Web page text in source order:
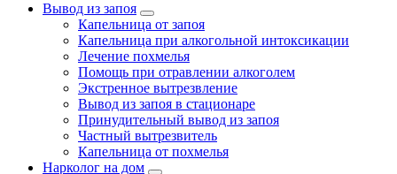
Вывод из запоя
Капельница от запоя
Капельница при алкогольной интоксикации
Лечение похмелья
Помощь при отравлении алкоголем
Экстренное вытрезвление
Вывод из запоя в стационаре
Принудительный вывод из запоя
Частный вытрезвитель
Капельница от похмелья
Нарколог на дом